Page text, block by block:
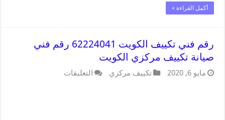
أكمل القراءة »
رقم فني تكييف الكويت 62224041 رقم فني
صيانة تكييف مركزي الكويت
مايو 6, 2020 تكييف مركزي التعليقات